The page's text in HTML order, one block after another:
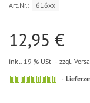
Art.Nr.: 616xx
12,95 €
inkl. 19 % USt zzgl.